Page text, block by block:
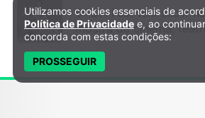
6º DH Fest tem show
mostra de cinema,
Política de Privacidade e Cookies
Utilizamos cookies essenciais de
Política de Privacidade e, ao
concorda com estas condições:
PROSSEGUIR